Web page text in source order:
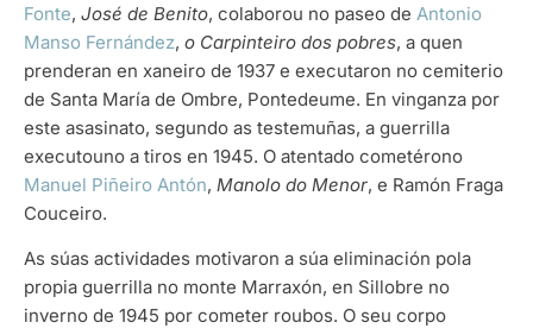
Fonte, José de Benito, colaborou no paseo de Antonio
Manso Fernández, o Carpinteiro dos pobres, a quen
prenderan en xaneiro de 1937 e executaron no cemiterio
de Santa María de Ombre, Pontedeume. En vinganza por
este asasinato, segundo as testemuñas, a guerrilla
executouno a tiros en 1945. O atentado cometérono
Manuel Piñeiro Antón, Manolo do Menor, e Ramón Fraga
Couceiro.
As súas actividades motivaron a súa eliminación pola
propia guerrilla no monte Marraxón, en Sillobre no
inverno de 1945 por cometer roubos. O seu corpo